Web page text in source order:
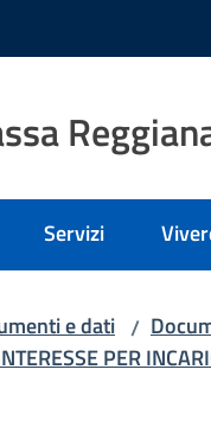
Servizi
e dati /
PER